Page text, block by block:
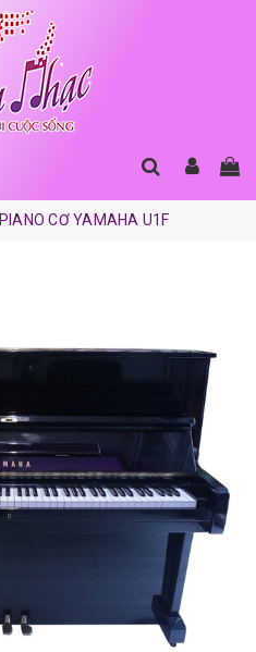
PIANO CƠ YAMAHA U1F